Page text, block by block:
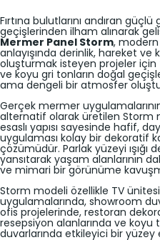
Fırtına bulutlarını andıran
geçişlerinden ilham alınarak
Mermer Panel Storm,
anlayışında derinlik, hareket ve
oluşturmak isteyen projeler için
ve koyu gri tonların doğal
ama dengeli bir atmosfer
Gerçek mermer uygulamalarının
alternatif olarak üretilen Storm
esaslı yapısı sayesinde hafif,
uygulaması kolay bir dekoratif
çözümüdür. Parlak yüzeyi ışığı
yansıtarak yaşam alanlarının
ve mimari bir görünüme
Storm modeli özellikle TV ünitesi
uygulamalarında, showroom
ofis projelerinde, restoran
resepsiyon alanlarında ve koyu
duvarlarında etkileyici bir yüzey